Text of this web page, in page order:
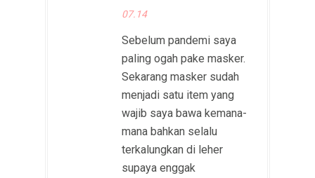
07.14
Sebelum pandemi saya
paling ogah pake masker.
Sekarang masker sudah
menjadi satu item yang
wajib saya bawa kemana-
mana bahkan selalu
terkalungkan di leher
supaya enggak